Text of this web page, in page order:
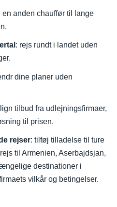
en anden chauffør til lange
: rejs rundt i landet uden
dine planer uden
tilbud fra udlejningsfirmaer,
til prisen.
rejser: tilføj tilladelse til ture
til Armenien, Aserbajdsjan,
destinationer i
vilkår og betingelser.